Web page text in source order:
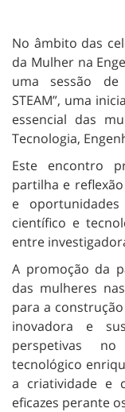
No âmbito das
da Mulher na
uma sessão
STEAM”, uma
essencial das
Tecnologia,
Este encontro
partilha e
e
científico e
entre
A promoção da
das mulheres
para a
inovadora e
perspetivas
tecnológico
a criatividade e
eficazes perante